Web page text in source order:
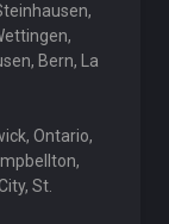
Bern, La
Ontario,
St.